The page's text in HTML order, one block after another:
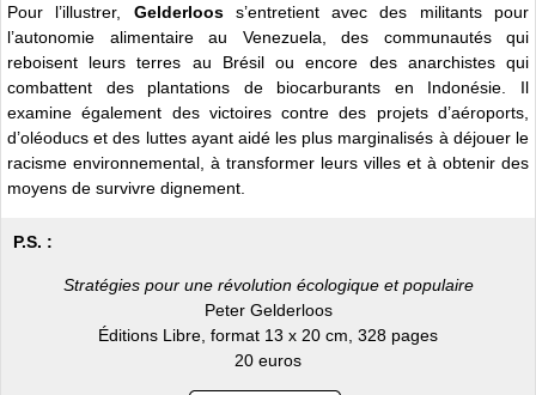
Pour l’illustrer, Gelderlooss’entretient avec des militants pour
l’autonomie alimentaire au Venezuela, des communautés qui
reboisent leurs terres au Brésil ou encore des anarchistes qui
combattent des plantations de biocarburants en Indonésie. Il
examine également des victoires contre des projets d’aéroports,
d’oléoducs et des luttes ayant aidé les plus marginalisés à déjouer le
racisme environnemental, à transformer leurs villes et à obtenir des
moyens de survivre dignement.
P.S. :
Stratégies pour une révolution écologique et populaire
Peter Gelderloos
Éditions Libre, format 13 x 20 cm, 328 pages
20 euros